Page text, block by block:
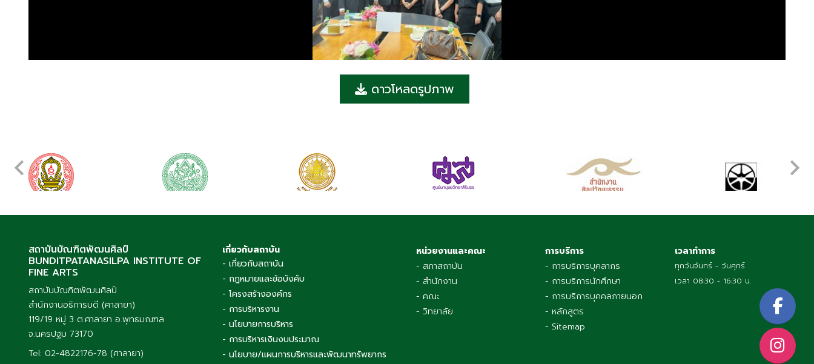
ดาวโหลดรูปภาพ
สถาบันบัณฑิตพัฒนศิลป์
BUNDITPATANASILPA INSTITUTE OF
FINE ARTS
สถาบันบัณฑิตพัฒนศิลป์
สำนักงานอธิการบดี (ศาลายา)
119/19 หมู่ 3 ต.ศาลายา อ.พุทธมณฑล
จ.นครปฐม 73170
Tel: 02-4822176-78 (ศาลายา)
เกี่ยวกับสถาบัน
- เกี่ยวกับสถาบัน
- กฎหมายและข้อบังคับ
- โครงสร้างองค์กร
- การบริหารงาน
- นโยบายการบริหาร
- การบริหารเงินงบประมาณ
- นโยบาย/แผนการบริหารและพัฒนาทรัพยากร
หน่วยงานและคณะ
- สภาสถาบัน
- สำนักงาน
- คณะ
- วิทยาลัย
การบริการ
- การบริการบุคลากร
- การบริการนักศึกษา
- การบริการบุคคลภายนอก
- หลักสูตร
- Sitemap
เวลาทำการ
ทุกวันจันทร์ - วันศุกร์
เวลา 08:30 - 16:30 น.